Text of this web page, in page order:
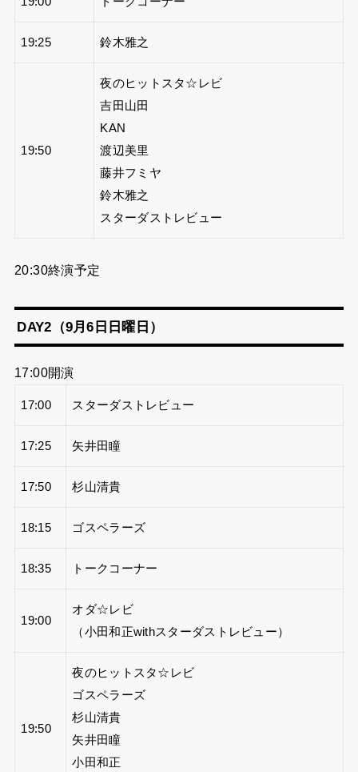
19:25 鈴木雅之
19:50
夜のヒットスタ☆レビ
吉田山田
KAN
渡辺美里
藤井フミヤ
鈴木雅之
スターダストレビュー
20:30終演予定
DAY2（9月6日日曜日）
17:00開演
17:00 スターダストレビュー
17:25 矢井田瞳
17:50 杉山清貴
18:15 ゴスペラーズ
18:35 トークコーナー
19:00
オダ☆レビ
（小田和正withスターダストレビュー）
19:50
夜のヒットスタ☆レビ
ゴスペラーズ
杉山清貴
矢井田瞳
小田和正